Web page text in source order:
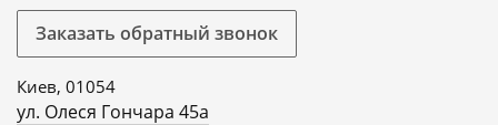
Заказать обратный звонок
Киев, 01054
ул. Олеся Гончара 45а